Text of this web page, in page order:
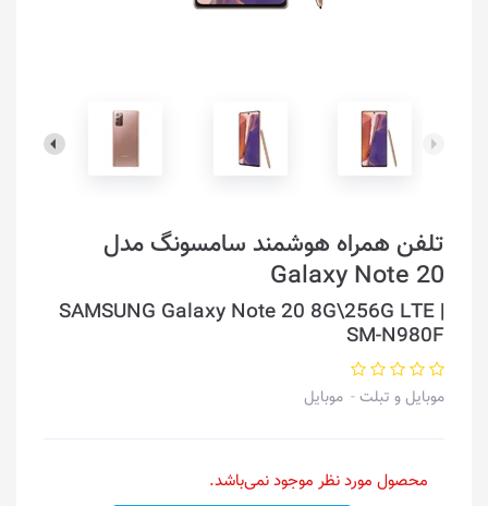
تلفن همراه هوشمند سامسونگ مدل
Galaxy Note 20
SAMSUNG Galaxy Note 20 8G\256G LTE |
SM-N980F
موبایل و تبلت موبایل
محصول مورد نظر موجود نمی‌باشد.